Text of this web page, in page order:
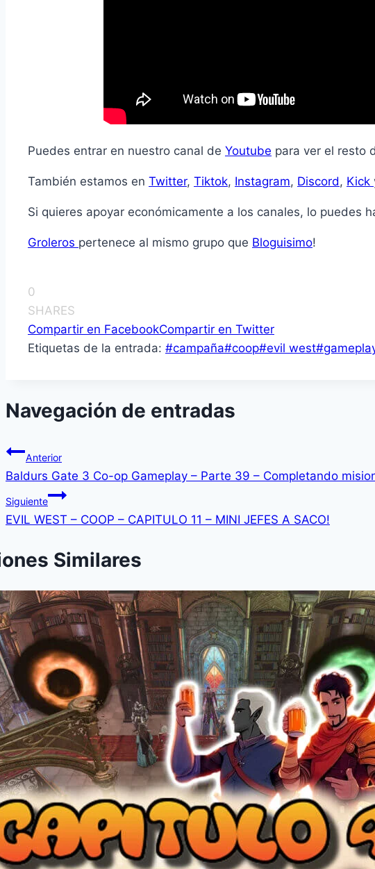
Puedes entrar en nuestro canal de Youtube para ver el resto
También estamos en Twitter, Tiktok, Instagram, Discord, Kick
Si quieres apoyar económicamente a los canales, lo puedes
Groleros pertenece al mismo grupo que Bloguisimo!
0
SHARES
Compartir en FacebookCompartir en Twitter
Etiquetas de la entrada: #campaña#coop#evil west#
Navegación de entradas
Anterior
Baldurs Gate 3 Co-op Gameplay – Parte 39 – Completando
Siguiente
EVIL WEST – COOP – CAPITULO 11 – MINI JEFES A SACO!
Similares